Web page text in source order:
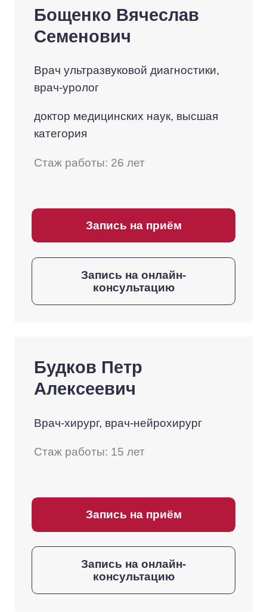
Бощенко Вячеслав
Семенович
Врач ультразвуковой диагностики,
врач-уролог
доктор медицинских наук, высшая
категория
Стаж работы: 26 лет
Запись на приём
Запись на онлайн-
консультацию
Будков Петр
Алексеевич
Врач-хирург, врач-нейрохирург
Стаж работы: 15 лет
Запись на приём
Запись на онлайн-
консультацию